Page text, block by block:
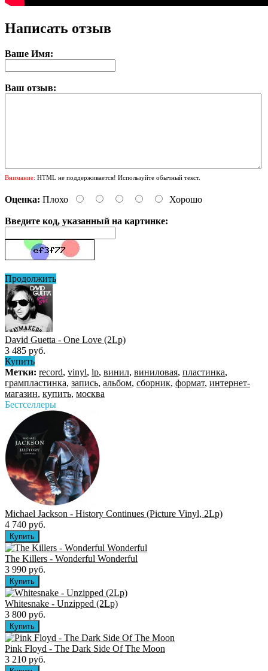
Написать отзыв
Ваше Имя:
Ваш отзыв:
Внимание: HTML не поддерживается! Используйте обычный текст.
Оценка: Плохо Хорошо
Введите код, указанный на картинке:
Продолжить
David Guetta - One Love (2Lp)
3 485 руб.
Купить
Метки: record, vinyl, lp, винил, виниловая, пластинка,
грампластинка, запись, альбом, сборник, формат, интернет-
магазин, купить, москва
Бестселлеры
Michael Jackson - History Continues (Picture Vinyl, 2Lp)
4 740 руб.
The Killers ‎- Wonderful Wonderful
3 990 руб.
Whitesnake - Unzipped (2Lp)
3 800 руб.
Pink Floyd - The Dark Side Of The Moon
3 210 руб.